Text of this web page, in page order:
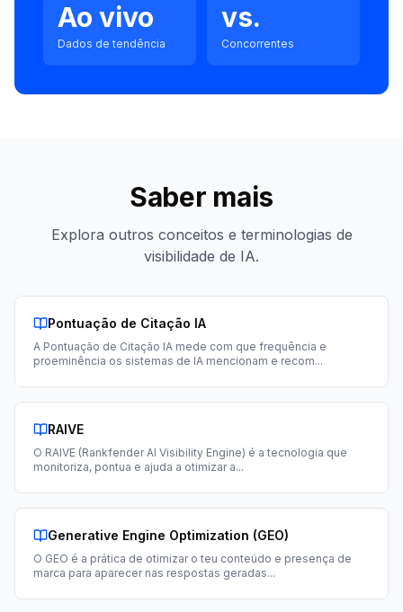
Ao vivo
Dados de tendência
vs.
Concorrentes
Saber mais
Explora outros conceitos e terminologias de
visibilidade de IA.
Pontuação de Citação IA
A Pontuação de Citação IA mede com que frequência e
proeminência os sistemas de IA mencionam e recom...
RAIVE
O RAIVE (Rankfender AI Visibility Engine) é a tecnologia que
monitoriza, pontua e ajuda a otimizar a...
Generative Engine Optimization (GEO)
O GEO é a prática de otimizar o teu conteúdo e presença de
marca para aparecer nas respostas geradas...